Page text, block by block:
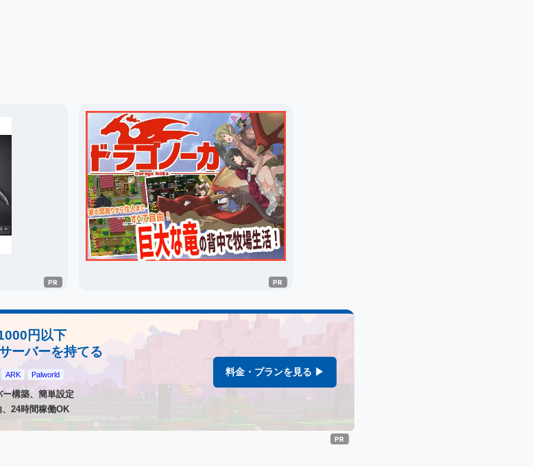
円以下
ーバーを持てる
ARK Palworld
構築、簡単設定
24時間稼働OK
料金・プランを見る ▶